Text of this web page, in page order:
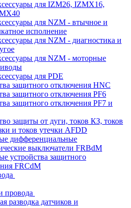
для IZM26, IZMX16,
для NZM - втычное и
исполнение
для NZM - диагностика и
для NZM - моторные
для PDE
защитного отключения HNC
защитного отключения PF6
защитного отключения PF7 и
защиты от дуги, токов КЗ, токов
и токов утечки AFDD
дифференциальные
выключатели FRBdM
устройства защитного
FRCdM
провода
разводка датчиков и